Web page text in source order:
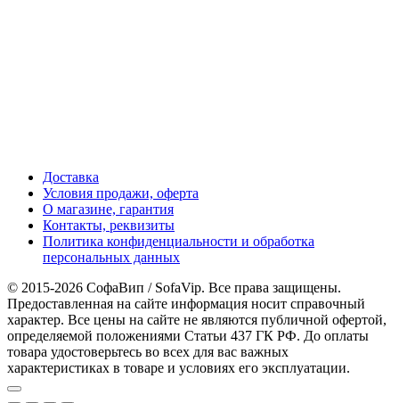
Доставка
Условия продажи, оферта
О магазине, гарантия
Контакты, реквизиты
Политика конфиденциальности и обработка
персональных данных
© 2015-2026 СофаВип / SofaVip. Все права защищены.
Предоставленная на сайте информация носит справочный
характер. Все цены на сайте не являются публичной офертой,
определяемой положениями Статьи 437 ГК РФ. До оплаты
товара удостоверьтесь во всех для вас важных
характеристиках в товаре и условиях его эксплуатации.